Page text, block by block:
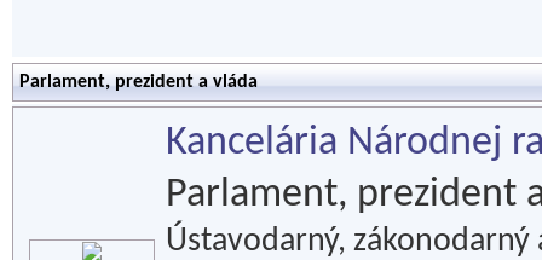
Parlament, prezident a vláda
Kancelária Národnej
Parlament, prezident
Ústavodarný,